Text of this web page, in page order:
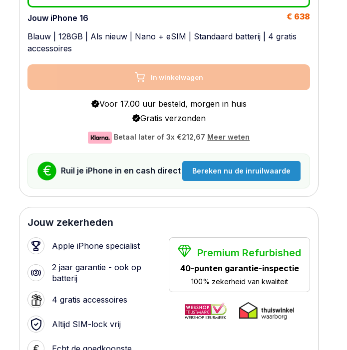
Jouw iPhone 16
€ 638
Blauw
128GB Als nieuw Nano + eSIM Standaard batterij | 4 gratis
accessoires
In winkelwagen
Voor 17.00 uur besteld, morgen in huis
Gratis verzonden
Betaal later of 3x €212,67 Meer weten
€ Ruil je iPhone in en cash direct Bereken nu de inruilwaarde
Jouw zekerheden
Apple iPhone specialist
2 jaar garantie - ook op
batterij
4 gratis accessoires
Altijd SIM-lock vrij
Premium Refurbished
40-punten garantie-inspectie
100% zekerheid van kwaliteit